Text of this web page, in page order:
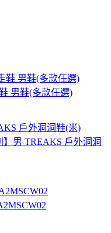
男鞋(多款任選)
男 TREAKS 戶外洞洞